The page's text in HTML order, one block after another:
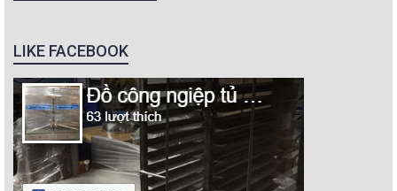
LIKE FACEBOOK